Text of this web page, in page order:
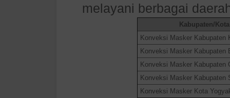
melayani berbagai
Kabupaten/Kota
Konveksi Masker Kabupaten
Konveksi Masker Kabupaten
Konveksi Masker Kabupaten
Konveksi Masker Kabupaten
Konveksi Masker Kota